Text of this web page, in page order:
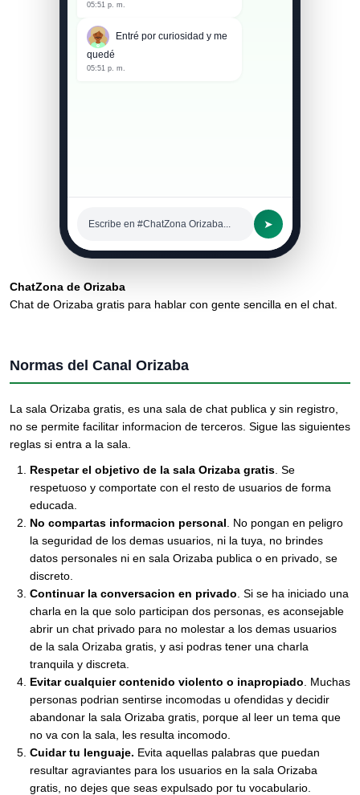
05:51 p. m.
Entré por curiosidad y me
quedé
05:51 p. m.
Escribe en #ChatZona Orizaba... ➤
ChatZona de Orizaba
Chat de Orizaba gratis para hablar con gente sencilla en el chat.
Normas del Canal Orizaba
La sala Orizaba gratis, es una sala de chat publica y sin registro,
no se permite facilitar informacion de terceros. Sigue las siguientes
reglas si entra a la sala.
Respetar el objetivo de la sala Orizaba gratis . Se
respetuoso y comportate con el resto de usuarios de forma
educada.
No compartas informacion personal . No pongan en peligro
la seguridad de los demas usuarios, ni la tuya, no brindes
datos personales ni en sala Orizaba publica o en privado, se
discreto.
Continuar la conversacion en privado . Si se ha iniciado una
charla en la que solo participan dos personas, es aconsejable
abrir un chat privado para no molestar a los demas usuarios
de la sala Orizaba gratis, y asi podras tener una charla
tranquila y discreta.
Evitar cualquier contenido violento o inapropiado . Muchas
personas podrian sentirse incomodas u ofendidas y decidir
abandonar la sala Orizaba gratis, porque al leer un tema que
no va con la sala, les resulta incomodo.
Cuidar tu lenguaje. Evita aquellas palabras que puedan
resultar agraviantes para los usuarios en la sala Orizaba
gratis, no dejes que seas expulsado por tu vocabulario.